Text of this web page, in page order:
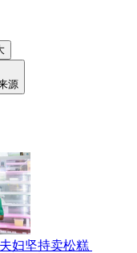
源
妇坚持卖松糕